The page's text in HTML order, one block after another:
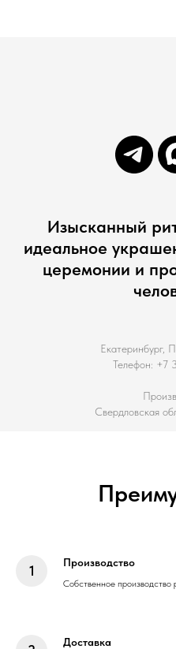
Изысканный
идеальное
церемонии и
Екатеринбург,
Телефон: +7
Свердловская
Производство
Собственное производство
Доставка